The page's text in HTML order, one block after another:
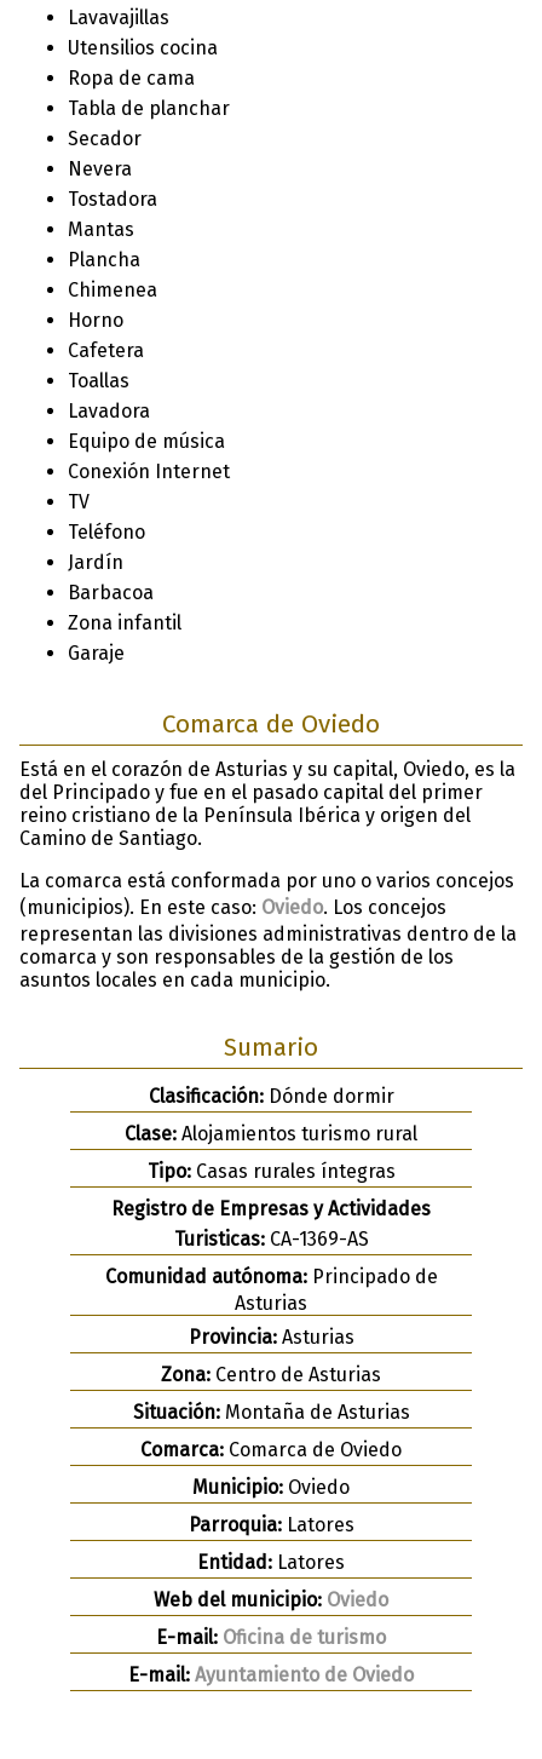
Lavavajillas
Utensilios cocina
Ropa de cama
Tabla de planchar
Secador
Nevera
Tostadora
Mantas
Plancha
Chimenea
Horno
Cafetera
Toallas
Lavadora
Equipo de música
Conexión Internet
TV
Teléfono
Jardín
Barbacoa
Zona infantil
Garaje
Comarca de Oviedo
Está en el corazón de Asturias y su capital, Oviedo, es la
del Principado y fue en el pasado capital del primer
reino cristiano de la Península Ibérica y origen del
Camino de Santiago.
La comarca está conformada por uno o varios concejos
(municipios). En este caso: Oviedo. Los concejos
representan las divisiones administrativas dentro de la
comarca y son responsables de la gestión de los
asuntos locales en cada municipio.
Sumario
Clasificación:Dónde dormir
Clase: Alojamientos turismo rural
Tipo:Casas rurales íntegras
Registro de Empresas y Actividades
Turisticas:CA-1369-AS
Comunidad autónoma:Principado de
Asturias
Provincia:Asturias
Zona: Centro de Asturias
Situación:Montaña de Asturias
Comarca: Comarca de Oviedo
Municipio: Oviedo
Parroquia:Latores
Entidad: Latores
Web del municipio: Oviedo
E-mail: Oficina de turismo
E-mail: Ayuntamiento de Oviedo